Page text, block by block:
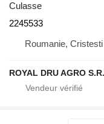
Culasse
2245533
Roumanie, Cristesti
ROYAL DRU AGRO